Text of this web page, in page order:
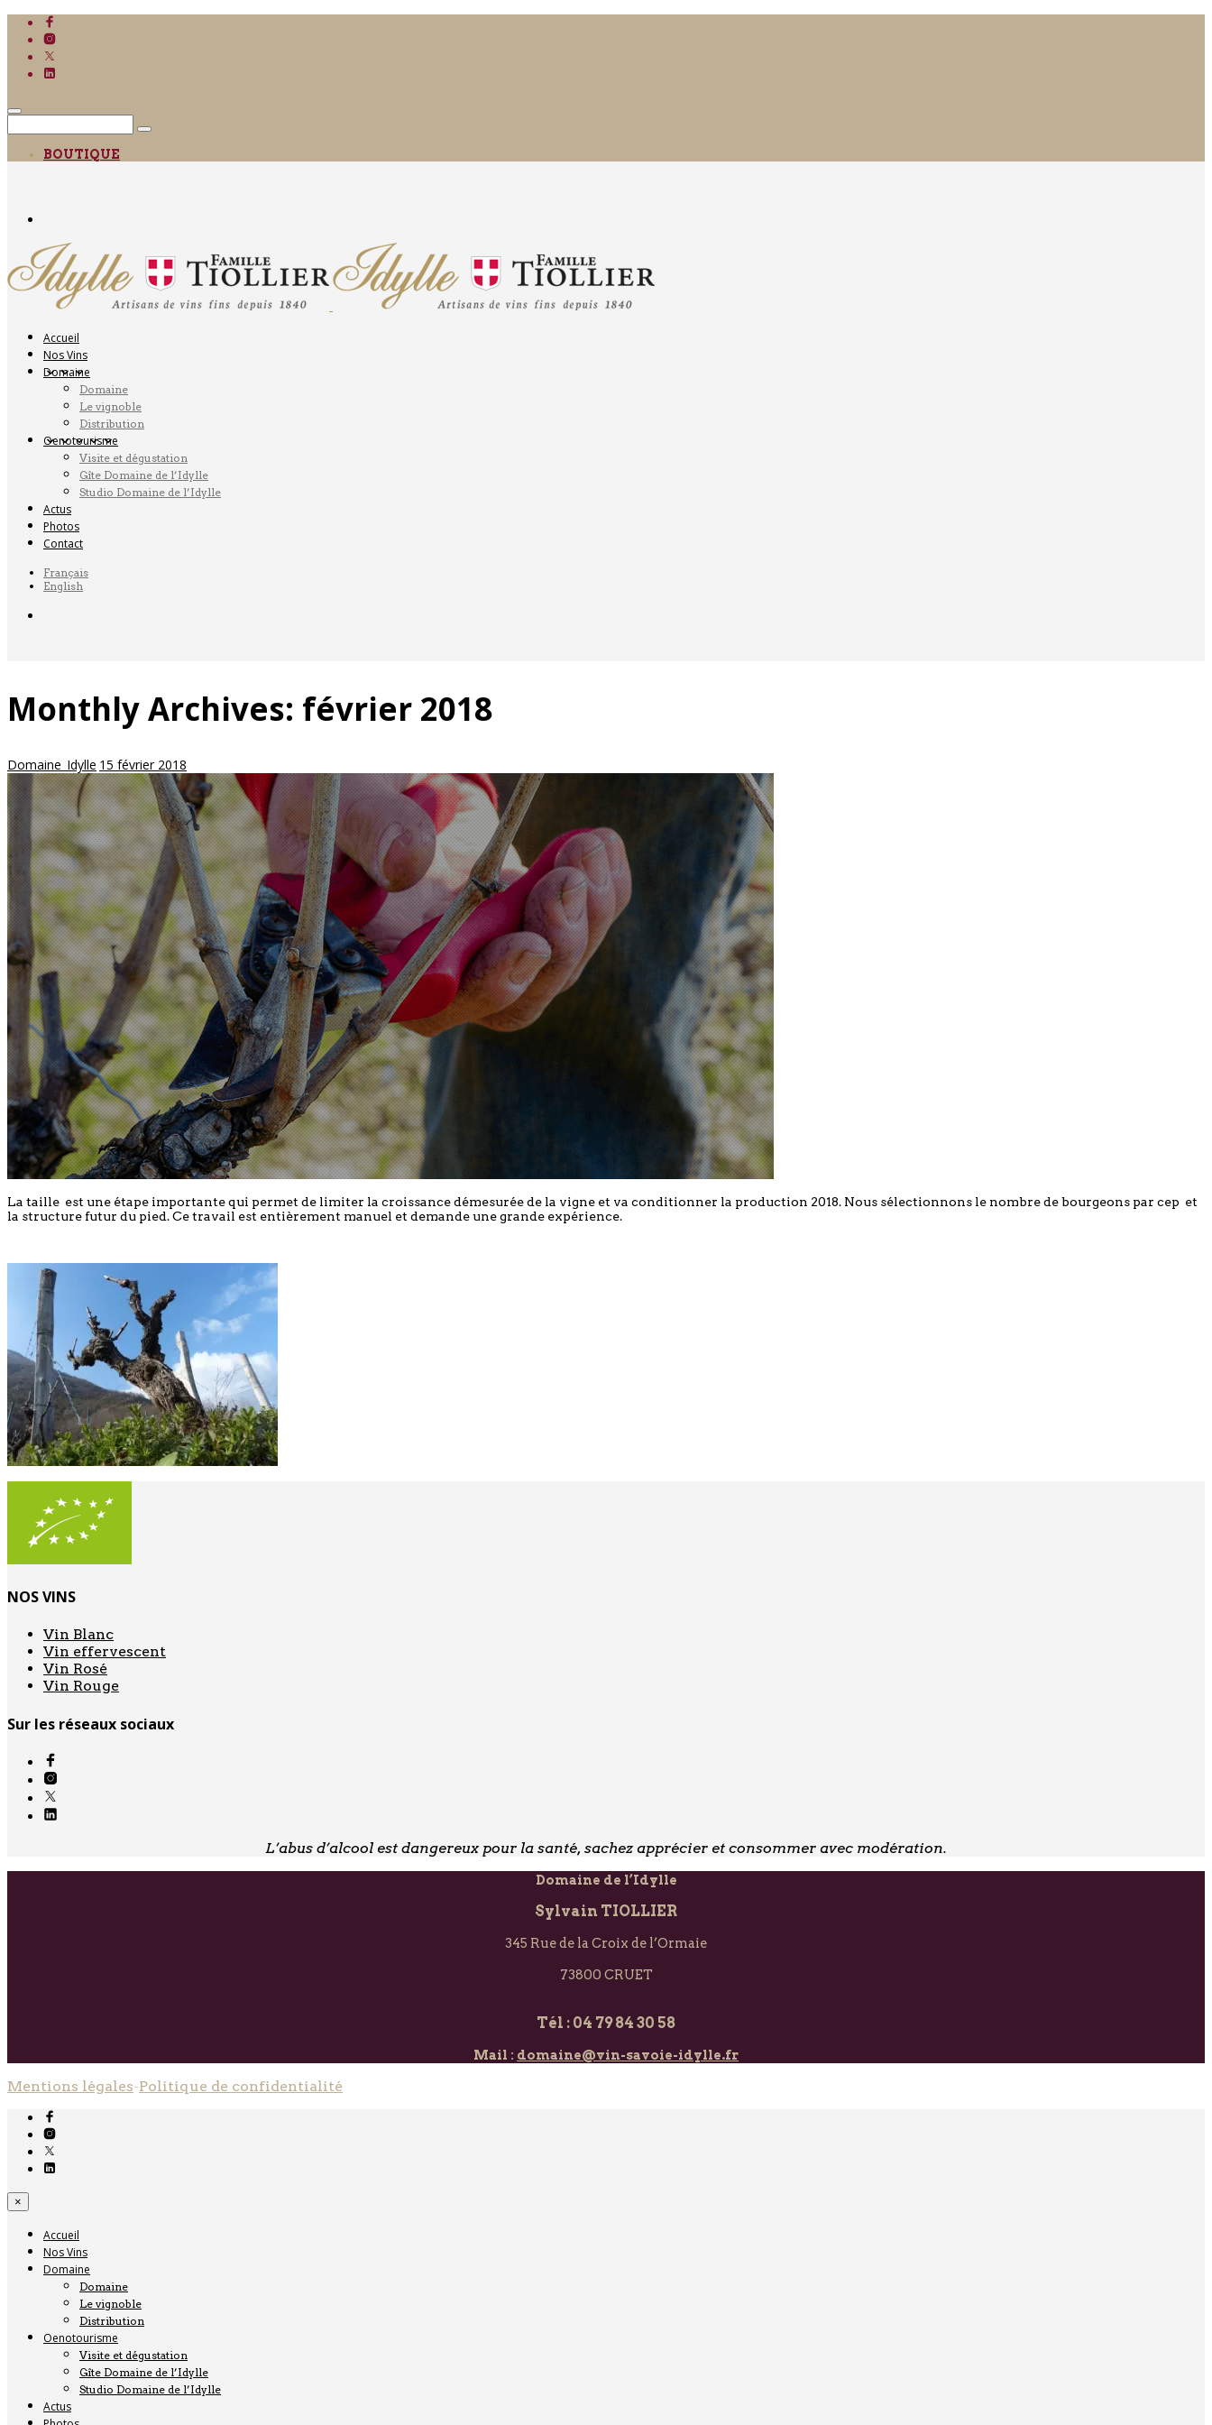
BOUTIQUE
Accueil
Nos Vins
Domaine
Domaine
Le vignoble
Distribution
Oenotourisme
Visite et dégustation
Gîte Domaine de l’Idylle
Studio Domaine de l’Idylle
Actus
Photos
Contact
Français
English
Monthly Archives: février 2018
Domaine_Idylle 15 février 2018
La taille est une étape importante qui permet de limiter la croissance démesurée de la vigne et va conditionner la production 2018. Nous sélectionnons le nombre de bourgeons par cep et
la structure futur du pied. Ce travail est entièrement manuel et demande une grande expérience.
NOS VINS
Vin Blanc
Vin effervescent
Vin Rosé
Vin Rouge
Sur les réseaux sociaux
L’abus d’alcool est dangereux pour la santé, sachez apprécier et consommer avec modération.
Domaine de l’Idylle
Sylvain TIOLLIER
345 Rue de la Croix de l’Ormaie
73800 CRUET
Tél : 04 79 84 30 58
Mail : domaine@vin-savoie-idylle.fr
Mentions légales-Politique de confidentialité
×
Accueil
Nos Vins
Domaine
Domaine
Le vignoble
Distribution
Oenotourisme
Visite et dégustation
Gîte Domaine de l’Idylle
Studio Domaine de l’Idylle
Actus